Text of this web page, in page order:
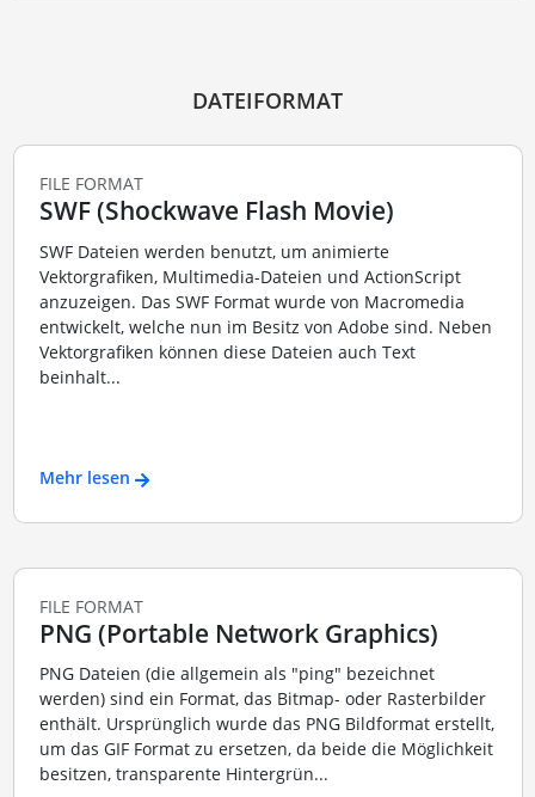
DATEIFORMAT
FILE FORMAT
SWF (Shockwave Flash Movie)
SWF Dateien werden benutzt, um animierte
Vektorgrafiken, Multimedia-Dateien und ActionScript
anzuzeigen. Das SWF Format wurde von Macromedia
entwickelt, welche nun im Besitz von Adobe sind. Neben
Vektorgrafiken können diese Dateien auch Text
beinhalt...
Mehr lesen
FILE FORMAT
PNG (Portable Network Graphics)
PNG Dateien (die allgemein als "ping" bezeichnet
werden) sind ein Format, das Bitmap- oder Rasterbilder
enthält. Ursprünglich wurde das PNG Bildformat erstellt,
um das GIF Format zu ersetzen, da beide die Möglichkeit
besitzen, transparente Hintergrün...